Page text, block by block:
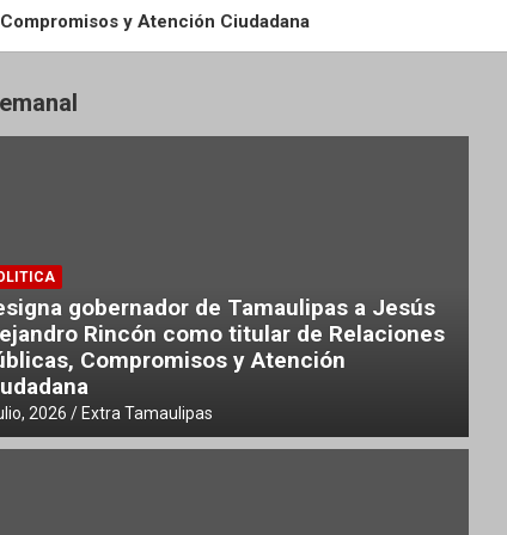
y Atención Ciudadana
gobernador de Tamaulipas a Jesús
Rincón como titular de Relaciones
Compromisos y Atención
2026 Extra Tamaulipas